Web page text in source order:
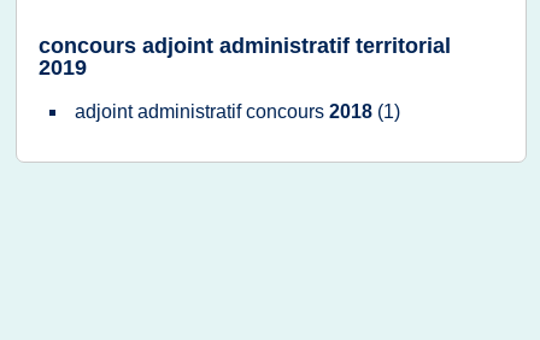
concours adjoint administratif territorial
2019
adjoint administratif concours 2018 (1)